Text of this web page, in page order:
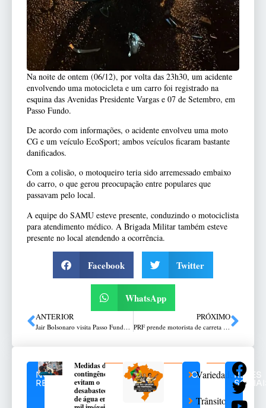
Na noite de ontem (06/12), por volta das 23h30, um acidente
envolvendo uma motocicleta e um carro foi registrado na
esquina das Avenidas Presidente Vargas e 07 de Setembro, em
Passo Fundo.
De acordo com informações, o acidente envolveu uma moto
CG e um veículo EcoSport; ambos veículos ficaram bastante
danificados.
Com a colisão, o motoqueiro teria sido arremessado embaixo
do carro, o que gerou preocupação entre populares que
passavam pelo local.
A equipe do SAMU esteve presente, conduzindo o motociclista
para atendimento médico. A Brigada Militar também esteve
presente no local atendendo a ocorrência.
Facebook Twitter
WhatsApp
ANTERIOR
Jair Bolsonaro visita Passo Fundo e faz críticas ao governo federal
PRÓXIMO
PRF prende motorista de carreta com mais de 100 quilos de cocaína e 100 munições de fuzil
NOTÍCIAS
RELACIONADAS
Medidas de
contingência
evitam o
desabastecimento
de água em 376
CATEGORIAS
Variedades
Trânsito
REDES